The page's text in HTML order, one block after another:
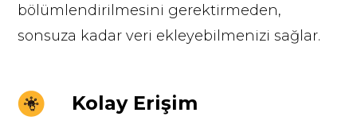
bölümlendirilmesini gerektirmeden,
sonsuza kadar veri ekleyebilmenizi sağlar.
Kolay Erişim